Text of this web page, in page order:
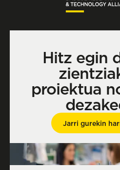
Hitz egin
proiektua
Jarri gurekin